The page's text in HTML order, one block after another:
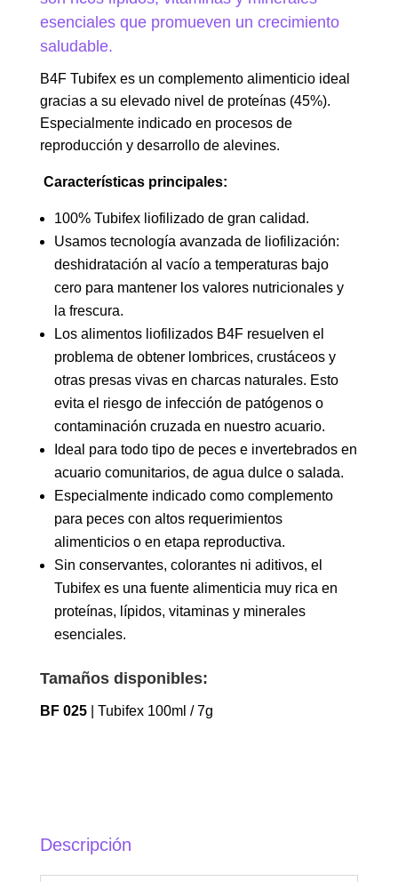
esenciales que promueven un crecimiento
saludable.
B4F Tubifex es un complemento alimenticio ideal
gracias a su elevado nivel de proteínas (45%).
Especialmente indicado en procesos de
reproducción y desarrollo de alevines.
Características principales:
100% Tubifex liofilizado de gran calidad.
Usamos tecnología avanzada de liofilización:
deshidratación al vacío a temperaturas bajo
cero para mantener los valores nutricionales y
la frescura.
Los alimentos liofilizados B4F resuelven el
problema de obtener lombrices, crustáceos y
otras presas vivas en charcas naturales. Esto
evita el riesgo de infección de patógenos o
contaminación cruzada en nuestro acuario.
Ideal para todo tipo de peces e invertebrados en
acuario comunitarios, de agua dulce o salada.
Especialmente indicado como complemento
para peces con altos requerimientos
alimenticios o en etapa reproductiva.
Sin conservantes, colorantes ni aditivos, el
Tubifex es una fuente alimenticia muy rica en
proteínas, lípidos, vitaminas y minerales
esenciales.
Tamaños disponibles:
BF 025 | Tubifex 100ml / 7g
Descripción